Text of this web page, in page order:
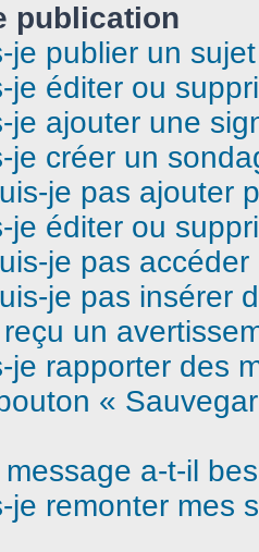
publication
je publier un
je éditer ou
je ajouter une
je créer un
je pas ajouter
je éditer ou
je pas
je pas insérer
un
je rapporter des
«
a-t-il
je remonter mes